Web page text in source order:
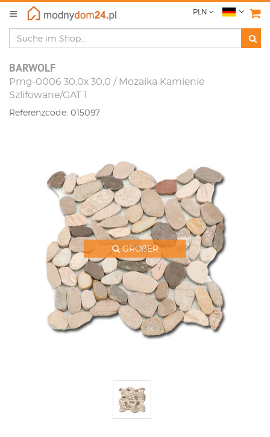
PLN
BARWOLF
Pmg-0006 30,0x 30,0 / Mozaika Kamienie
Szlifowane/GAT 1
Referenzcode: 015097
GRÖßER